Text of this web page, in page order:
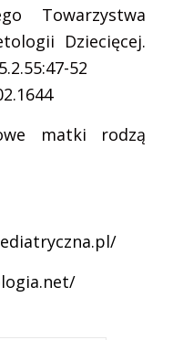
Towarzystwa
Dziecięcej.
52
matki rodzą